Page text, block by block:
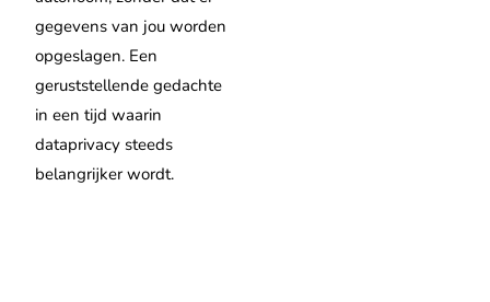
gegevens van jou worden
opgeslagen. Een
geruststellende gedachte
in een tijd waarin
dataprivacy steeds
belangrijker wordt.